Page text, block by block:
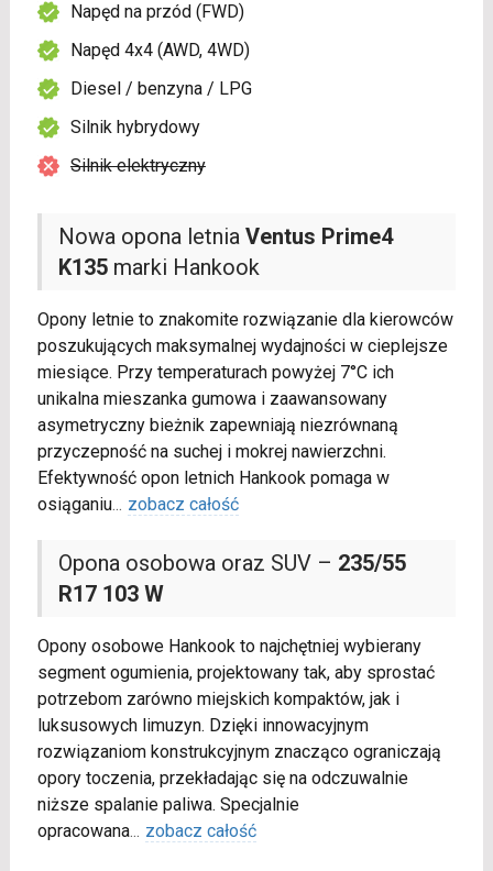
Nowa opona letnia Ventus Prime4
K135marki Hankook
Opony letnie to znakomite rozwiązanie dla kierowców
poszukujących maksymalnej wydajności w cieplejsze
miesiące. Przy temperaturach powyżej 7°C ich
unikalna mieszanka gumowa i zaawansowany
asymetryczny bieżnik zapewniają niezrównaną
przyczepność na suchej i mokrej nawierzchni.
Efektywność opon letnich Hankook pomaga w
osiąganiu... zobacz całość
Opona osobowa oraz SUV – 235/55
R17 103 W
Opony osobowe Hankook to najchętniej wybierany
segment ogumienia, projektowany tak, aby sprostać
potrzebom zarówno miejskich kompaktów, jak i
luksusowych limuzyn. Dzięki innowacyjnym
rozwiązaniom konstrukcyjnym znacząco ograniczają
opory toczenia, przekładając się na odczuwalnie
niższe spalanie paliwa. Specjalnie
opracowana... zobacz całość
Napęd na przód (FWD)
Napęd 4x4 (AWD, 4WD)
Diesel / benzyna / LPG
Silnik hybrydowy
Silnik elektryczny